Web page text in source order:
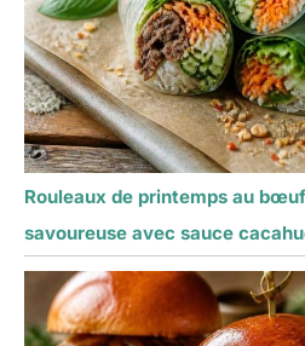
Rouleaux de printemps au
savoureuse avec sauce